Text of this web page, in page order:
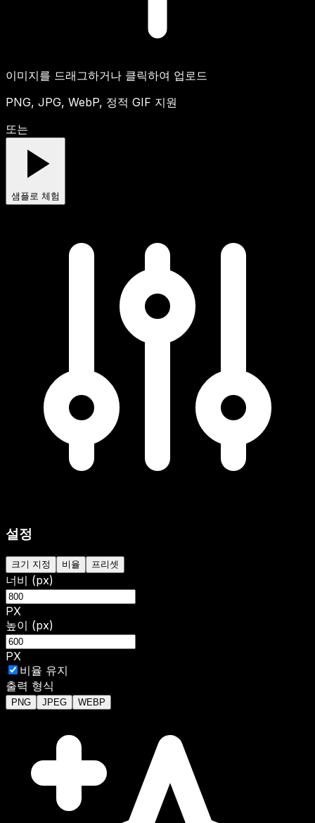
이미지를 드래그하거나 클릭하여 업로드
PNG, JPG, WebP, 정적 GIF 지원
또는
샘플로 체험
설정
크기 지정 비율 프리셋
너비 (px)
PX
높이 (px)
PX
비율 유지
출력 형식
PNG JPEG WEBP